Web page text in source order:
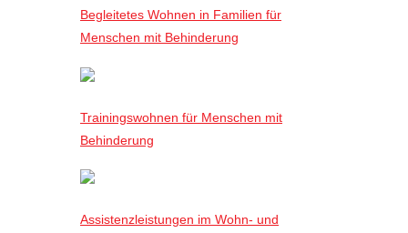
Begleitetes Wohnen in Familien für
Menschen mit Behinderung
Trainingswohnen für Menschen mit
Behinderung
Assistenzleistungen im Wohn- und